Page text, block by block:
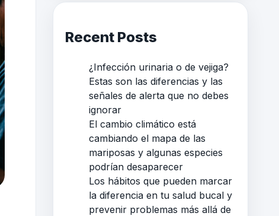
Recent Posts
¿Infección urinaria o de vejiga?
Estas son las diferencias y las
señales de alerta que no debes
ignorar
El cambio climático está
cambiando el mapa de las
mariposas y algunas especies
podrían desaparecer
Los hábitos que pueden marcar
la diferencia en tu salud bucal y
prevenir problemas más allá de